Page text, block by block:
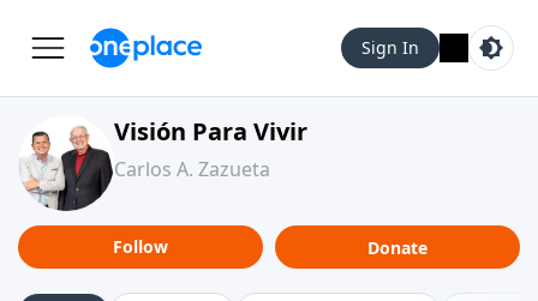
Sign In
Visión Para Vivir
Carlos A. Zazueta
Follow Donate